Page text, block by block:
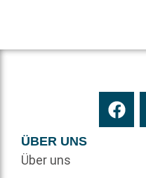
ÜBER UNS
Über uns